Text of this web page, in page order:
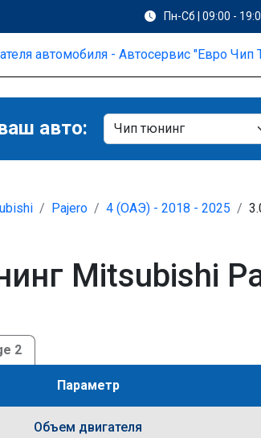
Пн-Сб | 09:00 -
авто:
Pajero 4 (ОАЭ) - 2018 - 2025
Mitsubishi
2
Параметр
Объем двигателя